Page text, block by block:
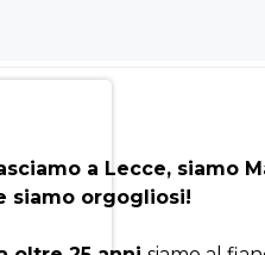
a Lecce, siamo
siamo orgogliosi!